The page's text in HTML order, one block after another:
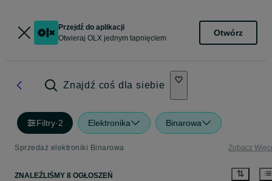
Przejdź do aplikacji
Otwieraj OLX jednym tapnięciem
Otwórz
Znajdź coś dla siebie
Filtry·2 Elektronika Binarowa
Sprzedaż elektroniki Binarowa Zobacz
ZNALEŹLIŚMY 8 OGŁOSZEŃ